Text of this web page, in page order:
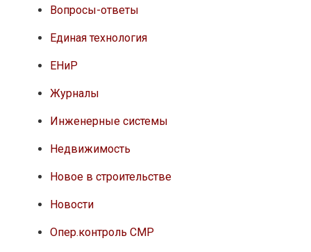
Вопросы-ответы
Единая технология
ЕНиР
Журналы
Инженерные системы
Недвижимость
Новое в строительстве
Новости
Опер.контроль СМР